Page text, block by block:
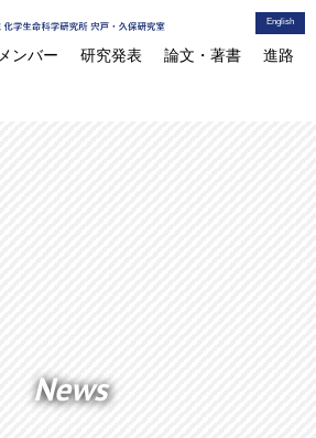
English
メンバー 研究発表 論文・著書 進路
News